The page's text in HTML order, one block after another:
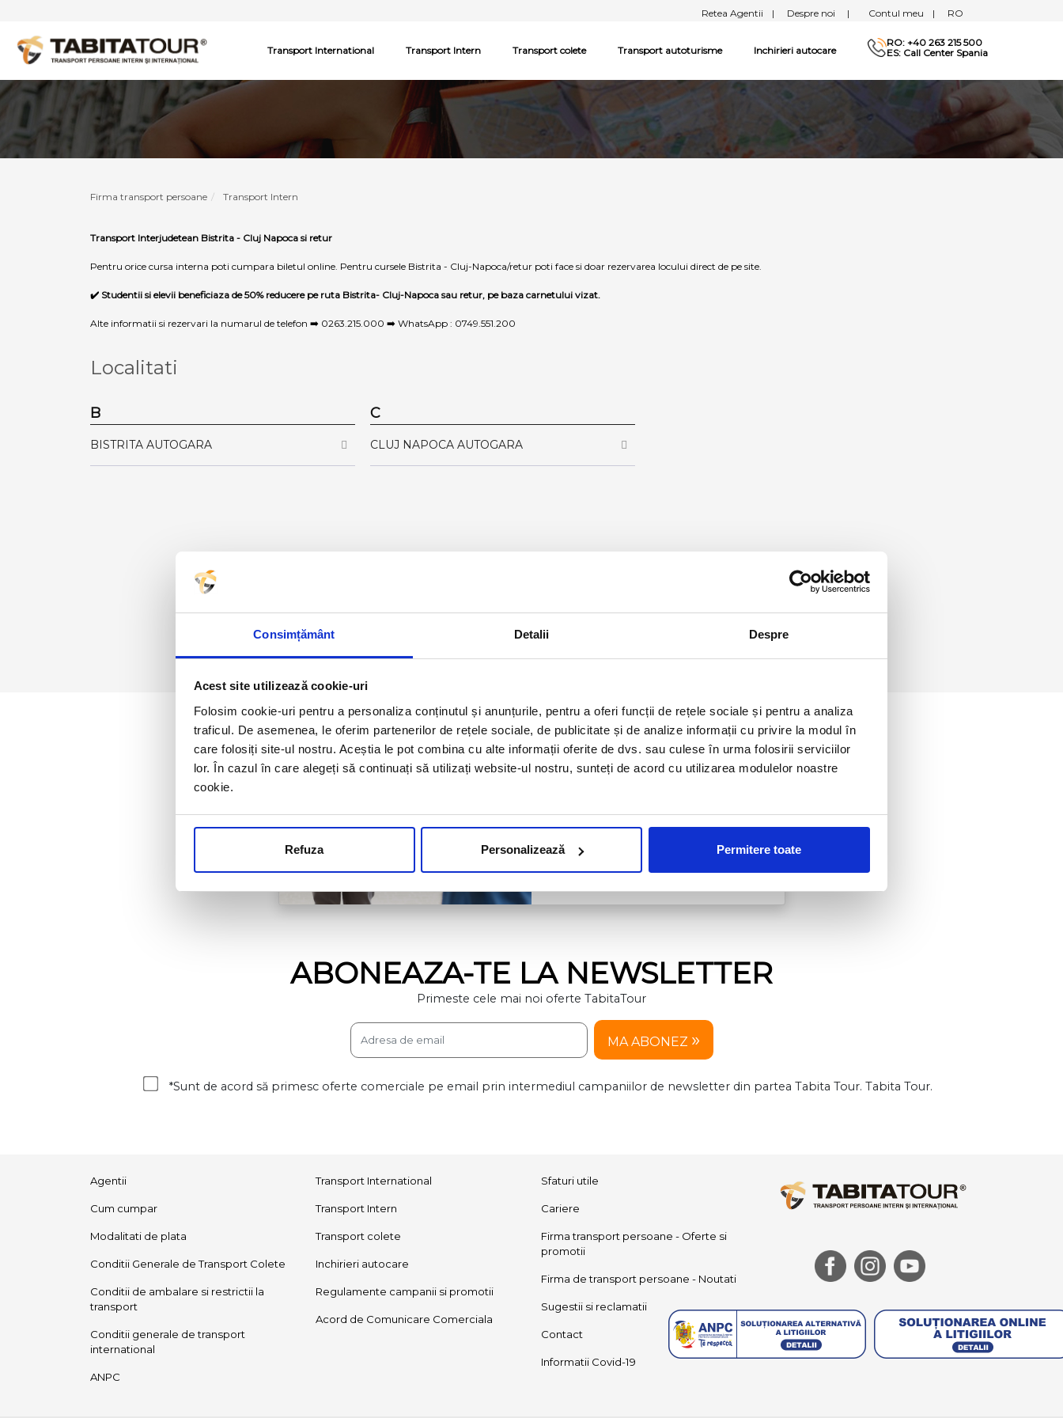
Consimțământ Detalii Despre
Acest site utilizează cookie-uri
Folosim cookie-uri pentru a personaliza conținutul și anunțurile, pentru a oferi funcții de rețele sociale și pentru a analiza
traficul. De asemenea, le oferim partenerilor de rețele sociale, de publicitate și de analize informații cu privire la modul în
care folosiți site-ul nostru. Aceștia le pot combina cu alte informații oferite de dvs. sau culese în urma folosirii serviciilor
lor. În cazul în care alegeți să continuați să utilizați website-ul nostru, sunteți de acord cu utilizarea modulelor noastre
cookie.
Refuza Personalizează Permitere toate
Retea Agentii | Despre noi | Contul meu | RO
Transport International Transport Intern Transport colete Transport autoturisme Inchirieri autocare
RO: +40 263 215 500
ES: Call Center Spania
Firma transport persoane Transport Intern
Transport Interjudetean Bistrita - Cluj Napoca si retur
Pentru orice cursa interna poti cumpara biletul online. Pentru cursele Bistrita - Cluj-Napoca/retur poti face si doar rezervarea locului direct de pe site.
✔️ Studentii si elevii beneficiaza de 50% reducere pe ruta Bistrita- Cluj-Napoca sau retur, pe baza carnetului vizat.
Alte informatii si rezervari la numarul de telefon ➡️ 0263.215.000 ➡️ WhatsApp : 0749.551.200
Localitati
B
BISTRITA AUTOGARA
C
CLUJ NAPOCA AUTOGARA
VERIFICA LIVRARE
INTERNATIONALA
ABONEAZA-TE LA NEWSLETTER
Primeste cele mai noi oferte TabitaTour
MA ABONEZ
*Sunt de acord să primesc oferte comerciale pe email prin intermediul campaniilor de newsletter din partea Tabita Tour. Tabita Tour.
Agentii
Cum cumpar
Modalitati de plata
Conditii Generale de Transport Colete
Conditii de ambalare si restrictii la
transport
Conditii generale de transport
international
ANPC
Transport International
Transport Intern
Transport colete
Inchirieri autocare
Regulamente campanii si promotii
Acord de Comunicare Comerciala
Sfaturi utile
Cariere
Firma transport persoane - Oferte si
promotii
Firma de transport persoane - Noutati
Sugestii si reclamatii
Contact
Informatii Covid-19